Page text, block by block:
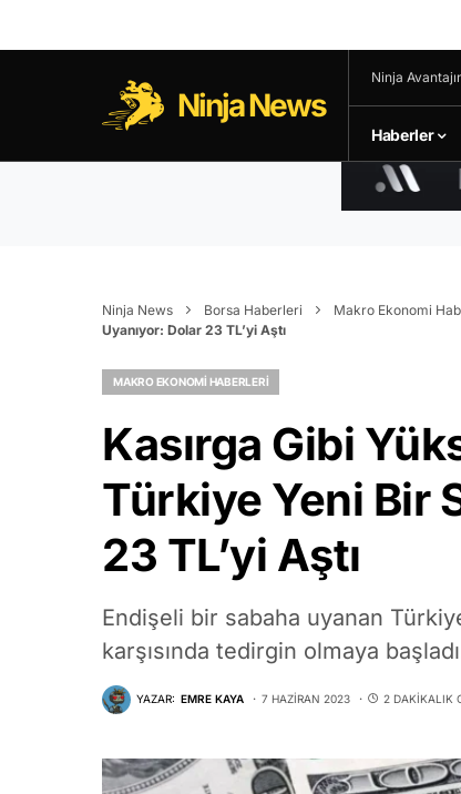
Ninja News
Ninja
Haberler
Ninja News Borsa Haberleri Makro Ekonomi
Uyanıyor: Dolar 23 TL’yi Aştı
MAKRO EKONOMI HABERLERI
Kasırga Gibi
Türkiye Yeni Bir
23 TL’yi Aştı
Endişeli bir sabaha uyanan
karşısında tedirgin olmaya
YAZAR: EMRE KAYA 7 HAZIRAN 2023 2 DAKIKALIK